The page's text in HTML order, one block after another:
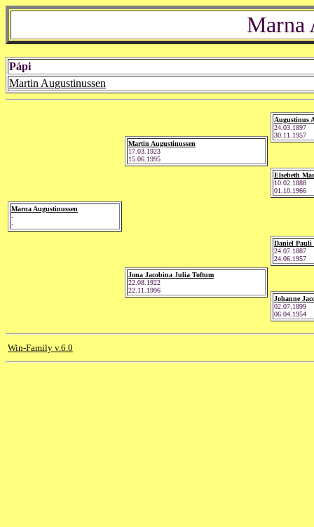
Marna
Pápi
Martin Augustinussen
Marna Augustinussen
-
-
Martin Augustinussen
17.03.1923
15.06.1995
Jona Jacobina Julia Toftum
22.08.1922
22.11.1996
Augustinus
24.03.1897
30.11.1957
Elsebeth
10.02.1888
01.10.1966
Daniel Pauli
24.07.1887
24.06.1957
Johanne
02.07.1899
06.04.1954
Win-Family v.6.0